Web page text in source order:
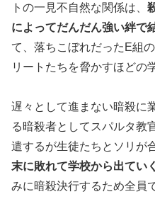
トの一見不自然な関係は、
によってだんだん強い絆で
て、落ちこぼれだったE組
リートたちを脅かすほどの
遅々として進まない暗殺に
る暗殺者としてスパルタ教
遣するが生徒たちとソリが
末に敗れて学校から出ていく
みに暗殺決行するため全員